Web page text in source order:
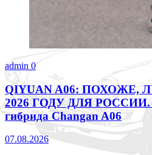
admin 0
QIYUAN A06:
2026 ГОДУ ДЛЯ РОССИИ.
гибрида Changan A06
07.08.2026